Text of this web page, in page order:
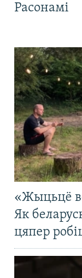
Расонамі
«Жыцьцё
Як
цяпер